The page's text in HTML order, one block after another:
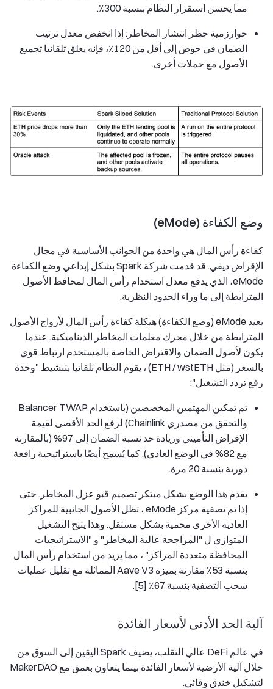
مما يحسن استقرار النظام بنسبة 300٪.
خوارزمية حظر انتشار المخاطر: إذا انخفض معدل ترتيب
الضمان في حوض إلى أقل من 120٪، فإنه يعلق تلقائيا تجميع
الأصول مع حملات أخرى.
وضع الكفاءة (eMode)
كفاءة رأس المال هي واحدة من الجوانب الأساسية في مجال
الإقراض ديفي. قد قدمت شركة Spark بشكل إبداعي وضع الكفاءة
eMode، الذي يدفع معدل استخدام رأس المال لمحافظ الأصول
المترابطة إلى ما وراء الحدود النظرية.
يعيد eMode (وضع الكفاءة) هيكلة كفاءة رأس المال لأزواج الأصول
المترابطة من خلال محرك معلمات المخاطر الديناميكية. عندما
يكون لأصول الضمان والاقتراض الخاصة بالمستخدم ارتباط قوي
بالسعر (مثل ETH / wstETH) ، يقوم النظام تلقائيا بتنشيط "وحدة
رفع تردد التشغيل":
تم تمكين المهتمين المخصصين (باستخدام Balancer TWAP
والتحقق من مصدري Chainlink) لرفع الحد الأقصى لقيمة
الإقراض التأميني وزيادة حد نسبة الضمان إلى 97% (بالمقارنة
مع 82% في الوضع العادي). كما يُسمح أيضًا باستراتيجية رافعة
دورية بنسبة 20 مرة.
يقدم هذا الوضع بشكل مبتكر تصميم قبو عزل المخاطر. حتى
إذا تم تصفية مركز eMode ، تظل الأصول الجانبية للمراكز
العادية الأخرى محمية بشكل مستقل. وهذا يتيح التشغيل
المتوازي ل "المراجحة عالية المخاطر" و "الاستراتيجيات
المحافظة متعددة المراكز" ، مما يزيد من استخدام رأس المال
بنسبة 53٪ مقارنة بميزة Aave V3 المماثلة مع تقليل عمليات
سحب التصفية بنسبة 67٪ [5].
آلية الحد الأدنى لأسعار الفائدة
في عالم DeFi عالي التقلب، يضيف Spark اليقين إلى السوق من
خلال آلية الأرضية لأسعار الفائدة بينما يتعاون بعمق مع MakerDAO
لتشكيل خندق وقائي.